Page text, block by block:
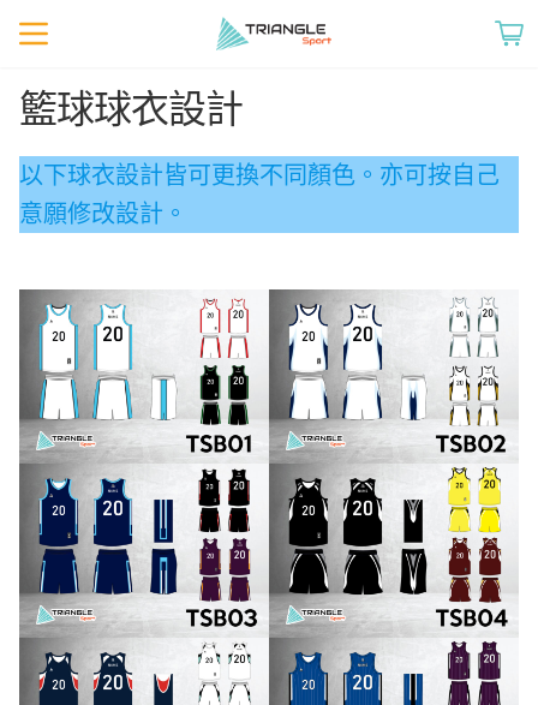
籃球球衣設計
以下球衣設計皆可更換不同顏色。亦可按自己
意願修改設計。